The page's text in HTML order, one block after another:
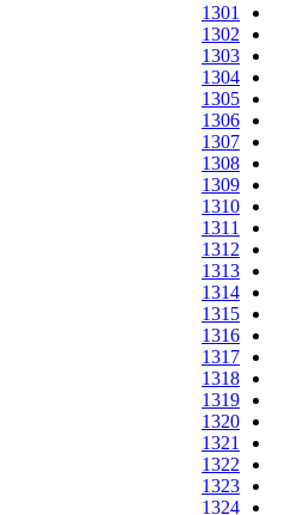
1301
1302
1303
1304
1305
1306
1307
1308
1309
1310
1311
1312
1313
1314
1315
1316
1317
1318
1319
1320
1321
1322
1323
1324